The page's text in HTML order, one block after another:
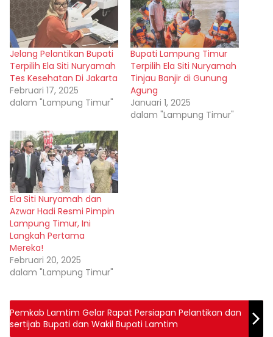
Jelang Pelantikan Bupati
Terpilih Ela Siti Nuryamah
Tes Kesehatan Di Jakarta
Februari 17, 2025
dalam "Lampung Timur"
Bupati Lampung Timur
Terpilih Ela Siti Nuryamah
Tinjau Banjir di Gunung
Agung
Januari 1, 2025
dalam "Lampung Timur"
Ela Siti Nuryamah dan
Azwar Hadi Resmi Pimpin
Lampung Timur, Ini
Langkah Pertama
Mereka!
Februari 20, 2025
dalam "Lampung Timur"
Pemkab Lamtim Gelar Rapat Persiapan Pelantikan dan
sertijab Bupati dan Wakil Bupati Lamtim